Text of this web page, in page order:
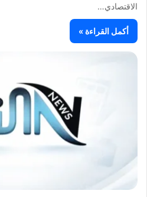
الاقتصادي…
أكمل القراءة »